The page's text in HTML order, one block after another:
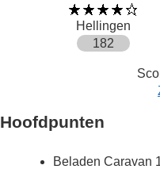
Hellingen
182
Hoofdpunten
Beladen Caravan